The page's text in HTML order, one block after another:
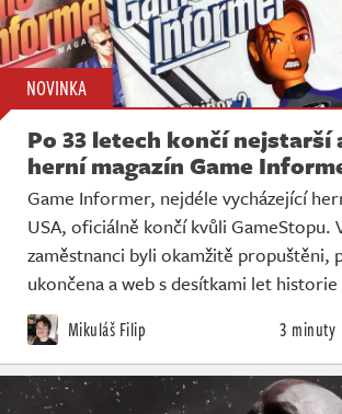
NOVINKA
Po 33 letech končí nejstarší
herní magazín Game
Game Informer, nejdéle vycházející
USA, oficiálně končí kvůli GameStopu.
zaměstnanci byli okamžitě propuštěni,
ukončena a web s desítkami let
Mikuláš Filip 3 minuty